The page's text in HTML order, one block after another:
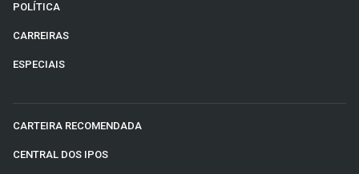
POLÍTICA
CARREIRAS
ESPECIAIS
CARTEIRA RECOMENDADA
CENTRAL DOS IPOS